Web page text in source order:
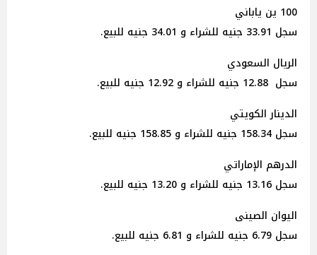
100 ين ياباني
سجل 33.91 جنيه للشراء و 34.01 جنيه للبيع.
الريال السعودي
سجل 12.88 جنيه للشراء و 12.92 جنيه للبيع.
الدينار الكويتي
سجل 158.34 جنيه للشراء و 158.85 جنيه للبيع.
الدرهم الإماراتي
سجل 13.16 جنيه للشراء و 13.20 جنيه للبيع.
اليوان الصينى
سجل 6.79 جنيه للشراء و 6.81 جنيه للبيع.